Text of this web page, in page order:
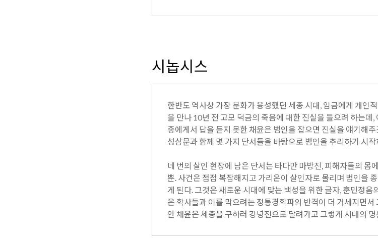
시놉시스
한반도 역사상 가장 문화가 융성했던 세종 시대, 임금에게 개인
을 만나 10년 전 고모 덕금의 죽음에 대한 진실을 들으려 하는데
종에게서 답을 듣지 못한 채윤은 범인을 잡으면 진실을 얘기해
성삼문과 함께 몇 가지 단서들을 바탕으로 범인을 추리하기 시
네 번의 살인 현장에 남은 단서는 타다만 마방진, 피해자들의 몸
뿐. 사건은 점점 복잡해지고 가리온이 살인자로 몰리며 범인을
게 된다. 그것은 새로운 시대에 맞는 백성을 위한 글자, 훈민정
은 학사들과 이를 막으려는 정통경학파의 반격이 더 거세지면
안 채윤은 세종을 구하러 강녕전으로 달려가고 그렇게 시대의